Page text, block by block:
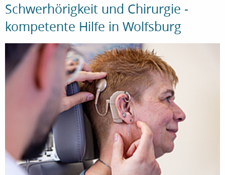
Schwerhörigkeit und Chirurgie -
kompetente Hilfe in Wolfsburg